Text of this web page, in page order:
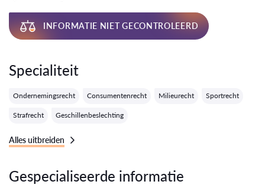
INFORMATIE NIET GECONTROLEERD
Specialiteit
Ondernemingsrecht Consumentenrecht Milieurecht Sportrecht
Strafrecht Geschillenbeslechting
Alles uitbreiden
Gespecialiseerde informatie